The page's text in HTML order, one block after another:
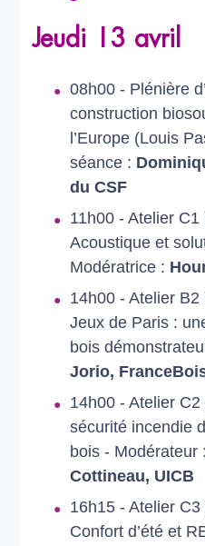
Jeudi 13 avril
08h00 - Plénière
construction
l’Europe (Louis
séance :
du CSF
11h00 - Atelier
Acoustique et
Modératrice :
14h00 - Atelier
Jeux de Paris :
bois
Jorio,
14h00 - Atelier
sécurité incendie
bois - Modérateur :
Cottineau, UICB
16h15 - Atelier
Confort d’été et